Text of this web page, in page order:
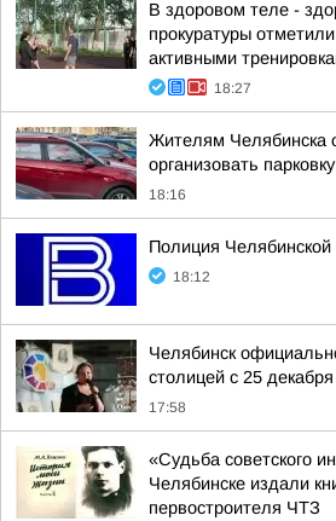
В здоровом теле -
прокуратуры
активными
18:27
Жителям Челябинска
организовать
18:16
Полиция
18:12
Челябинск
столицей с 25 декабря
17:58
«Судьба советского
Челябинске издали
первостроителя ЧТЗ